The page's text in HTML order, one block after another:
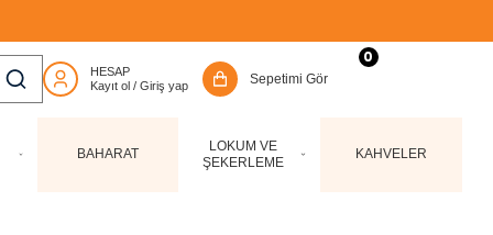
BAHARAT
LOKUM VE
ŞEKERLEME
KAHVELER
0